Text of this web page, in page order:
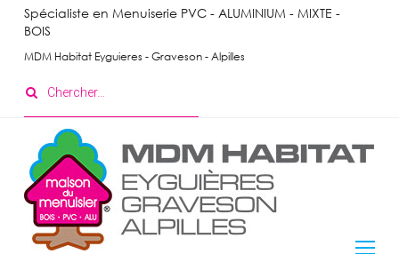
Skip
content
Spécialiste en Menuiserie PVC - ALUMINIUM - MIXTE -
BOIS
MDM Habitat Eyguieres - Graveson - Alpilles